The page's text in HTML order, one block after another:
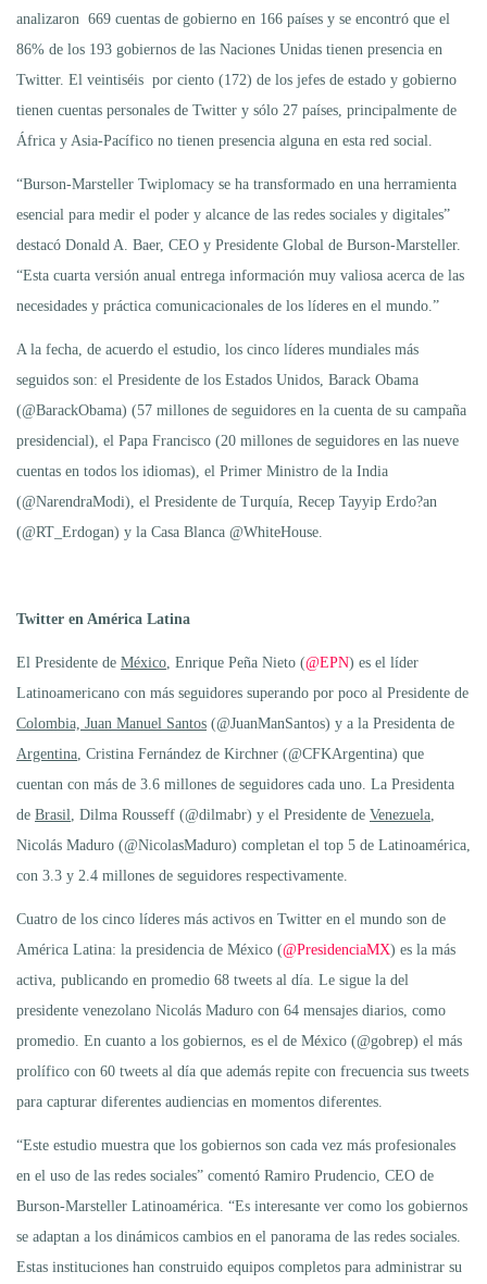
analizaron 669 cuentas de gobierno en 166 países y se encontró que el
86% de los 193 gobiernos de las Naciones Unidas tienen presencia en
Twitter. El veintiséis por ciento (172) de los jefes de estado y gobierno
tienen cuentas personales de Twitter y sólo 27 países, principalmente de
África y Asia-Pacífico no tienen presencia alguna en esta red social.
“Burson-Marsteller Twiplomacy se ha transformado en una herramienta
esencial para medir el poder y alcance de las redes sociales y digitales”
destacó Donald A. Baer, CEO y Presidente Global de Burson-Marsteller.
“Esta cuarta versión anual entrega información muy valiosa acerca de las
necesidades y práctica comunicacionales de los líderes en el mundo.”
A la fecha, de acuerdo el estudio, los cinco líderes mundiales más
seguidos son: el Presidente de los Estados Unidos, Barack Obama
(@BarackObama) (57 millones de seguidores en la cuenta de su campaña
presidencial), el Papa Francisco (20 millones de seguidores en las nueve
cuentas en todos los idiomas), el Primer Ministro de la India
(@NarendraModi), el Presidente de Turquía, Recep Tayyip Erdo?an
(@RT_Erdogan) y la Casa Blanca @WhiteHouse.
Twitter en América Latina
El Presidente de México , Enrique Peña Nieto (@EPN) es el líder
Latinoamericano con más seguidores superando por poco al Presidente de
Colombia, Juan Manuel Santos (@JuanManSantos) y a la Presidenta de
Argentina , Cristina Fernández de Kirchner (@CFKArgentina) que
cuentan con más de 3.6 millones de seguidores cada uno. La Presidenta
de Brasil , Dilma Rousseff (@dilmabr) y el Presidente de Venezuela
Nicolás Maduro (@NicolasMaduro) completan el top 5 de Latinoamérica,
con 3.3 y 2.4 millones de seguidores respectivamente.
Cuatro de los cinco líderes más activos en Twitter en el mundo son de
América Latina: la presidencia de México (@PresidenciaMX) es la más
activa, publicando en promedio 68 tweets al día. Le sigue la del
presidente venezolano Nicolás Maduro con 64 mensajes diarios, como
promedio. En cuanto a los gobiernos, es el de México (@gobrep) el más
prolífico con 60 tweets al día que además repite con frecuencia sus tweets
para capturar diferentes audiencias en momentos diferentes.
“Este estudio muestra que los gobiernos son cada vez más profesionales
en el uso de las redes sociales” comentó Ramiro Prudencio, CEO de
Burson-Marsteller Latinoamérica. “Es interesante ver como los gobiernos
se adaptan a los dinámicos cambios en el panorama de las redes sociales.
Estas instituciones han construido equipos completos para administrar su